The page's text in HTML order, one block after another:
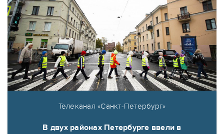
Телеканал «Санкт-Петербург»
В двух районах Петербурге ввели в